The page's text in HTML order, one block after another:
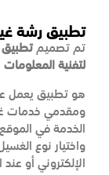
تطبيق رشة
تم تصميم
لتفنية المعلومات
هو تطبيق يعمل
ومقدمي خدمات
الخدمة في
واختيار نوع
الإلكتروني أو